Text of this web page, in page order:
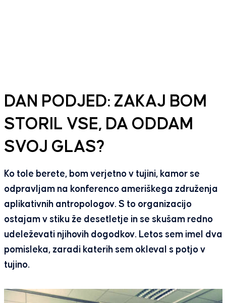
DAN PODJED: ZAKAJ BOM
STORIL VSE, DA ODDAM
SVOJ GLAS?
Ko tole berete, bom verjetno v tujini, kamor se
odpravljam na konferenco ameriškega združenja
aplikativnih antropologov. S to organizacijo
ostajam v stiku že desetletje in se skušam redno
udeleževati njihovih dogodkov. Letos sem imel dva
pomisleka, zaradi katerih sem okleval s potjo v
tujino.